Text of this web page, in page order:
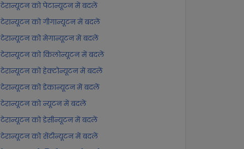
टेरान्यूटन को पेटान्यूटन में बदलें
टेरान्यूटन को गीगान्यूटन में बदलें
टेरान्यूटन को मेगान्यूटन में बदलें
टेरान्यूटन को किलोन्यूटन में बदलें
टेरान्यूटन को हेक्टोन्यूटन में बदलें
टेरान्यूटन को डेकान्यूटन में बदलें
टेरान्यूटन को न्यूटन में बदलें
टेरान्यूटन को डेसीन्यूटन में बदलें
टेरान्यूटन को सेंटीन्यूटन में बदलें